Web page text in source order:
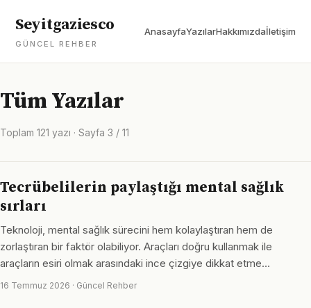
Seyitgaziesco
GÜNCEL REHBER
AnasayfaYazılarHakkımızdaİletişim
Tüm Yazılar
Toplam 121 yazı · Sayfa 3 / 11
Tecrübelilerin paylaştığı mental sağlık
sırları
Teknoloji, mental sağlık sürecini hem kolaylaştıran hem de
zorlaştıran bir faktör olabiliyor. Araçları doğru kullanmak ile
araçların esiri olmak arasındaki ince çizgiye dikkat etme…
16 Temmuz 2026 · Güncel Rehber